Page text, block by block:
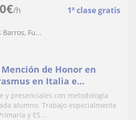
€/h 1ª clase gratis
Fu...
de Honor en
en Italia e
Ayudo a niños de
y presenciales con metodología
alumno. Trabajo especialmente
y ES...